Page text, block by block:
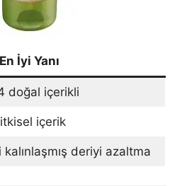
En İyi Yanı
doğal içerikli
içerik
deriyi azaltma